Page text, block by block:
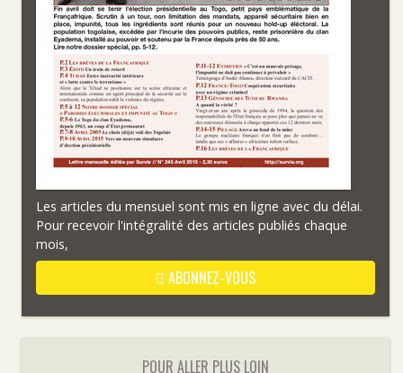
Les articles du mensuel sont mis en ligne avec du délai.
Pour recevoir l'intégralité des articles publiés chaque
mois,
ABONNEZ-VOUS
POUR ALLER PLUS LOIN